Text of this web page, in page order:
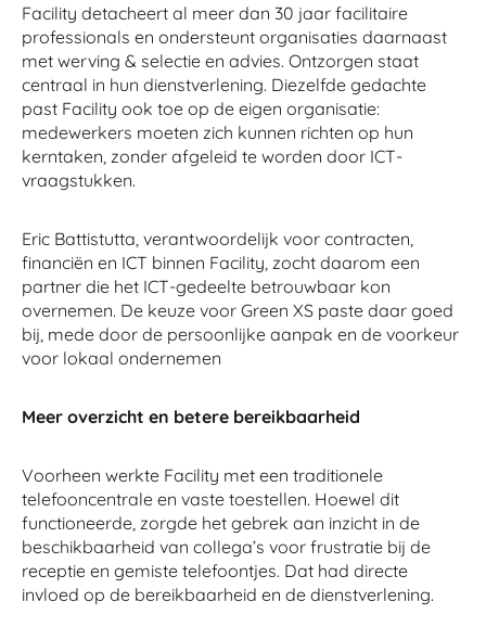
Facility detacheert al meer dan 30 jaar facilitaire
professionals en ondersteunt organisaties daarnaast
met werving & selectie en advies. Ontzorgen staat
centraal in hun dienstverlening. Diezelfde gedachte
past Facility ook toe op de eigen organisatie:
medewerkers moeten zich kunnen richten op hun
kerntaken, zonder afgeleid te worden door ICT-
vraagstukken.
Eric Battistutta, verantwoordelijk voor contracten,
financiën en ICT binnen Facility, zocht daarom een
partner die het ICT-gedeelte betrouwbaar kon
overnemen. De keuze voor Green XS paste daar goed
bij, mede door de persoonlijke aanpak en de voorkeur
voor lokaal ondernemen
Meer overzicht en betere bereikbaarheid
Voorheen werkte Facility met een traditionele
telefooncentrale en vaste toestellen. Hoewel dit
functioneerde, zorgde het gebrek aan inzicht in de
beschikbaarheid van collega’s voor frustratie bij de
receptie en gemiste telefoontjes. Dat had directe
invloed op de bereikbaarheid en de dienstverlening.